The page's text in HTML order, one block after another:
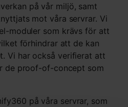
på vår miljö, samt
mot våra servrar. Vi
moduler som krävs för att
förhindrar att de kan
Vi har också verifierat att
de proof-of-concept som
på våra servrar, som